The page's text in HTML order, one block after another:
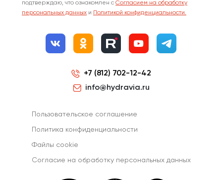
подтверждаю, что ознакомлен с Согласием на обработку
персональных данных и Политикой конфиденциальности.
+7 (812) 702-12-42
info@hydravia.ru
Пользовательское соглашение
Политика конфиденциальности
Файлы cookie
Согласиe на обработку персональных данных